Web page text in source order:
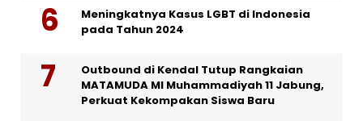
Meningkatnya Kasus LGBT di Indonesia
pada Tahun 2024
Outbound di Kendal Tutup Rangkaian
MATAMUDA MI Muhammadiyah 11 Jabung,
Perkuat Kekompakan Siswa Baru